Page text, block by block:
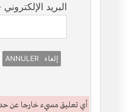
Email - البريد الإلكتروني
ANNULER إلغاء
أي تعليق مسيء خارجا عن حدود